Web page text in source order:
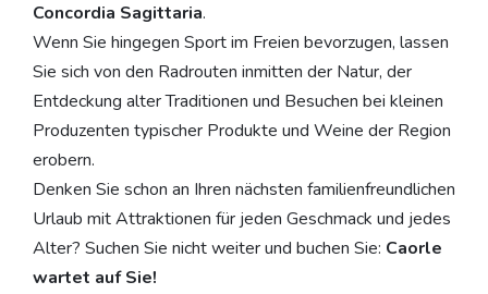
Concordia Sagittaria.
Wenn Sie hingegen Sport im Freien bevorzugen, lassen
Sie sich von den Radrouten inmitten der Natur, der
Entdeckung alter Traditionen und Besuchen bei kleinen
Produzenten typischer Produkte und Weine der Region
erobern.
Denken Sie schon an Ihren nächsten familienfreundlichen
Urlaub mit Attraktionen für jeden Geschmack und jedes
Alter? Suchen Sie nicht weiter und buchen Sie: Caorle
wartet auf Sie!